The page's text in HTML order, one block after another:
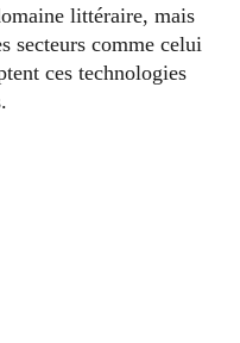
littéraire, mais
secteurs comme celui
ces technologies